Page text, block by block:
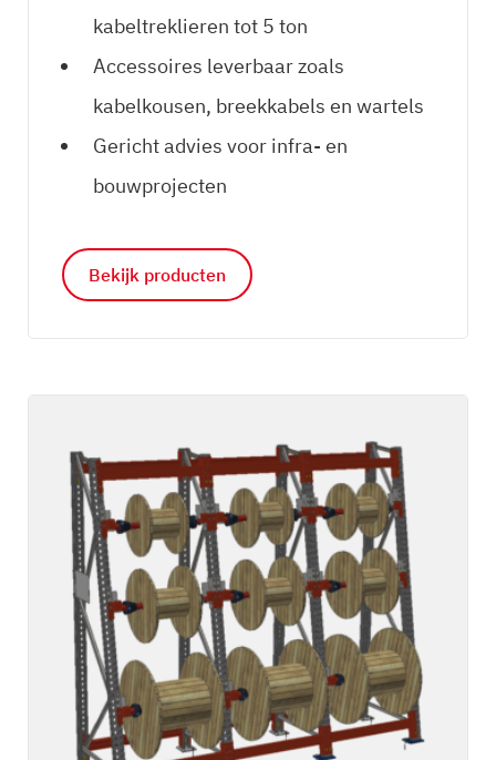
kabeltreklieren tot 5 ton
Accessoires leverbaar zoals
kabelkousen, breekkabels en wartels
Gericht advies voor infra- en
bouwprojecten
Bekijk producten